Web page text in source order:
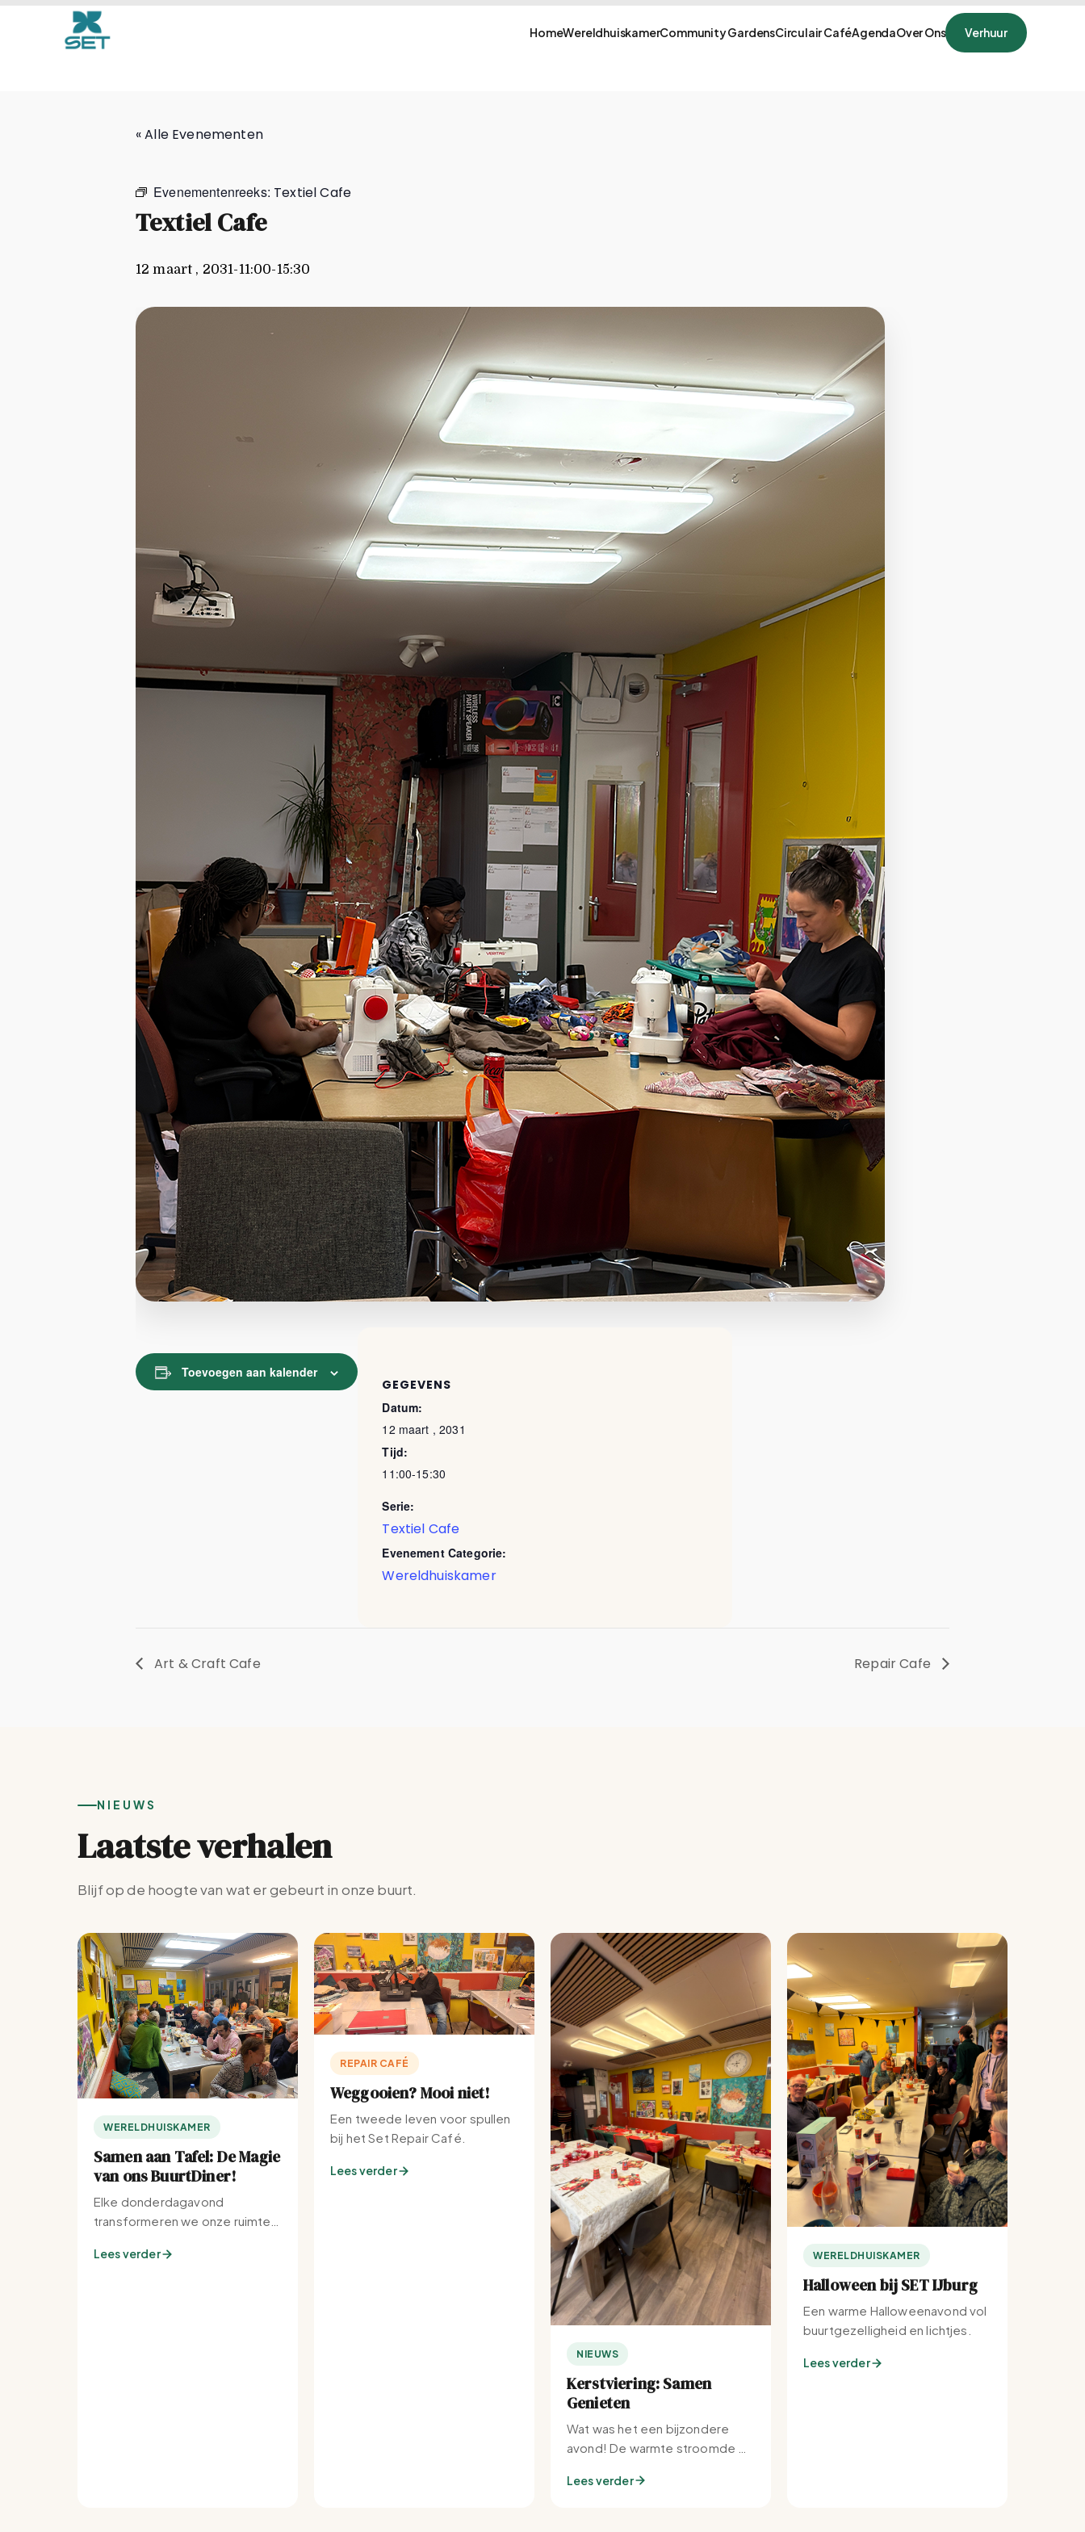
HomeWereldhuiskamerCommunity GardensCirculair CaféAgendaOver Ons Verhuur
Textiel Cafe
« Alle Evenementen
Evenementenreeks: Textiel Cafe
Textiel Cafe
12 maart , 2031-11:00-15:30
Toevoegen aan kalender
GEGEVENS
Datum:
12 maart , 2031
Tijd:
11:00-15:30
Serie:
Textiel Cafe
Evenement Categorie:
Wereldhuiskamer
Art & Craft Cafe Repair Cafe
NIEUWS
Laatste verhalen
Blijf op de hoogte van wat er gebeurt in onze buurt.
WERELDHUISKAMER
Samen aan Tafel: De Magie
van ons BuurtDiner!
Elke donderdagavond
transformeren we onze ruimte
buurt.
Lees verder
REPAIR CAFÉ
Weggooien? Mooi niet!
Een tweede leven voor spullen
bij het Set Repair Café.
Lees verder
NIEUWS
Kerstviering: Samen
Genieten
Wat was het een bijzondere
avond! De warmte stroomde bij
Lees verder
WERELDHUISKAMER
Halloween bij SET IJburg
Een warme Halloweenavond vol
buurtgezelligheid en lichtjes.
Lees verder